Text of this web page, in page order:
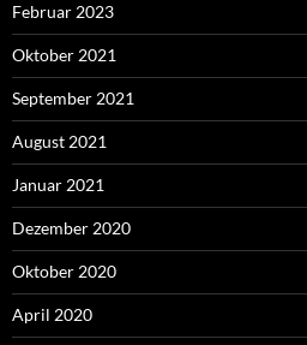
Februar 2023
Oktober 2021
September 2021
August 2021
Januar 2021
Dezember 2020
Oktober 2020
April 2020